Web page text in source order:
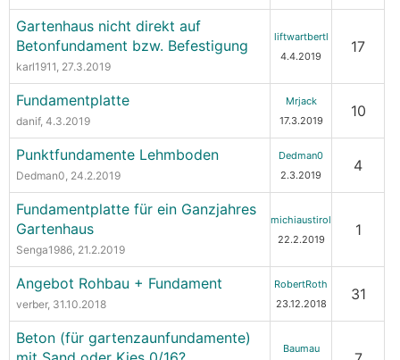
Gartenhaus nicht direkt auf
Betonfundament bzw. Befestigung
karl1911, 27.3.2019
liftwartbertl
4.4.2019
17
Fundamentplatte
danif, 4.3.2019
Mrjack
17.3.2019
10
Punktfundamente Lehmboden
Dedman0, 24.2.2019
Dedman0
2.3.2019
4
Fundamentplatte für ein Ganzjahres
Gartenhaus
Senga1986, 21.2.2019
michiaustirol
22.2.2019
1
Angebot Rohbau + Fundament
verber, 31.10.2018
RobertRoth
23.12.2018
31
Beton (für gartenzaunfundamente)
Baumau